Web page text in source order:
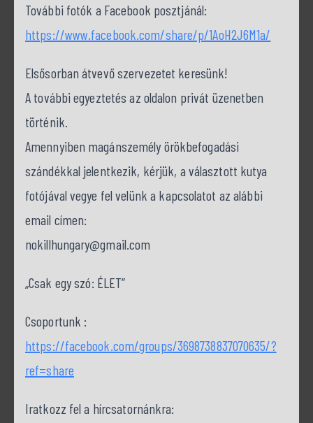
További fotók a Facebook posztjánál:
https://www.facebook.com/share/p/1AoH2J6M1a/
Elsősorban átvevő szervezetet keresünk!
A további egyeztetés az oldalon privát üzenetben
történik.
Amennyiben magánszemély örökbefogadási
szándékkal jelentkezik, kérjük, a választott kutya
fotójával vegye fel velünk a kapcsolatot az alábbi
email címen:
nokillhungary@gmail.com
„Csak egy szó: ÉLET”
Csoportunk :
https://facebook.com/groups/3698738837070635/?
ref=share
Iratkozz fel a hírcsatornánkra: